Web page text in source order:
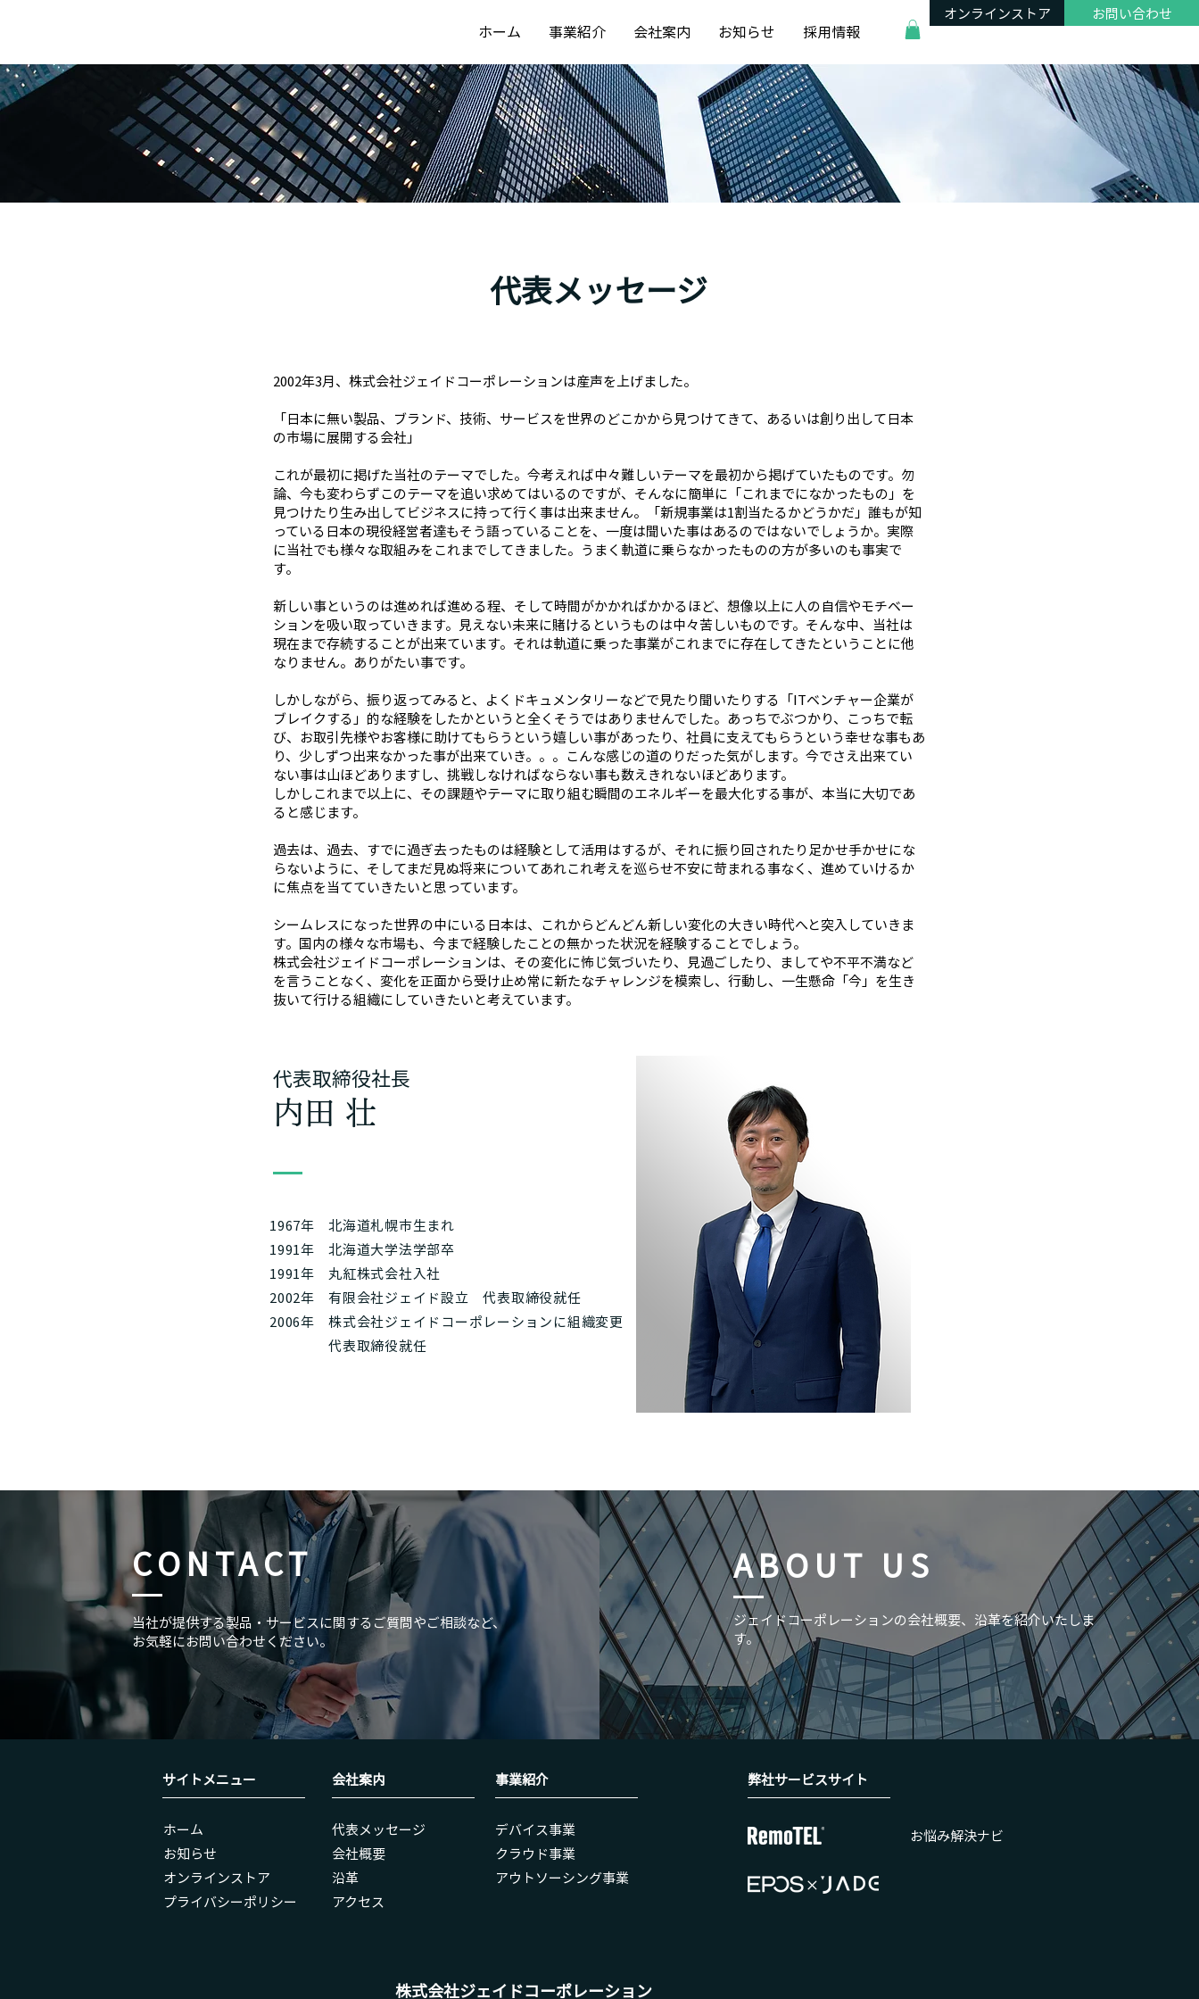
ホーム 事業紹介 会社案内 お知らせ 採用情報
オンラインストア お問い合わせ
代表メッセージ
2002年3月、株式会社ジェイドコーポレーションは産声を上げました。
「日本に無い製品、ブランド、技術、サービスを世界のどこかから見つけてきて、あるいは創り出して日本
の市場に展開する会社」
これが最初に掲げた当社のテーマでした。今考えれば中々難しいテーマを最初から掲げていたものです。勿
論、今も変わらずこのテーマを追い求めてはいるのですが、そんなに簡単に「これまでになかったもの」を
見つけたり生み出してビジネスに持って行く事は出来ません。「新規事業は1割当たるかどうかだ」誰もが知
っている日本の現役経営者達もそう語っていることを、一度は聞いた事はあるのではないでしょうか。実際
に当社でも様々な取組みをこれまでしてきました。うまく軌道に乗らなかったものの方が多いのも事実で
す。
新しい事というのは進めれば進める程、そして時間がかかればかかるほど、想像以上に人の自信やモチベー
ションを吸い取っていきます。見えない未来に賭けるというものは中々苦しいものです。そんな中、当社は
現在まで存続することが出来ています。それは軌道に乗った事業がこれまでに存在してきたということに他
なりません。ありがたい事です。
しかしながら、振り返ってみると、よくドキュメンタリーなどで見たり聞いたりする「ITベンチャー企業が
ブレイクする」的な経験をしたかというと全くそうではありませんでした。あっちでぶつかり、こっちで転
び、お取引先様やお客様に助けてもらうという嬉しい事があったり、社員に支えてもらうという幸せな事もあ
り、少しずつ出来なかった事が出来ていき。。。こんな感じの道のりだった気がします。今でさえ出来てい
ない事は山ほどありますし、挑戦しなければならない事も数えきれないほどあります。
しかしこれまで以上に、その課題やテーマに取り組む瞬間のエネルギーを最大化する事が、本当に大切であ
ると感じます。
過去は、過去、すでに過ぎ去ったものは経験として活用はするが、それに振り回されたり足かせ手かせにな
らないように、そしてまだ見ぬ将来についてあれこれ考えを巡らせ不安に苛まれる事なく、進めていけるか
に焦点を当てていきたいと思っています。
シームレスになった世界の中にいる日本は、これからどんどん新しい変化の大きい時代へと突入していきま
す。国内の様々な市場も、今まで経験したことの無かった状況を経験することでしょう。
株式会社ジェイドコーポレーションは、その変化に怖じ気づいたり、見過ごしたり、ましてや不平不満など
を言うことなく、変化を正面から受け止め常に新たなチャレンジを模索し、行動し、一生懸命「今」を生き
抜いて行ける組織にしていきたいと考えています。
​代表取締役社長
内田 壮
1967年
1991年
1991年
2002年
2006年
北海道札幌市生まれ
北海道大学法学部卒
丸紅株式会社入社
有限会社ジェイド設立 代表取締役就任
株式会社ジェイドコーポレーションに組織変更
代表取締役就任
CONTACT
当社が提供する製品・サービスに関するご質問やご相談など、
お気軽にお問い合わせください。
ABOUT US
​ジェイドコーポレーションの会社概要、沿革を紹介いたしま
す。
サイトメニュー
ホーム
お知らせ
オンラインストア
​プライバシーポリシー
会社案内
代表メッセージ
会社概要
沿革
アクセス
事業紹介
​デバイス事業
クラウド事業
アウトソーシング事業
弊社​サービスサイト
お悩み解決ナビ
株式会社ジェイドコーポレーション